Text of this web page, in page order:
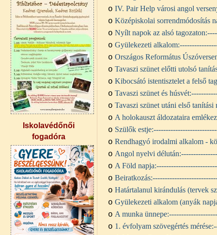
Iskolavédőnői
fogadóra
o IV. Pair Help városi angol
o Középiskolai sorrendmódosítás
o Nyílt napok az alsó tagozaton:
o Gyülekezeti alkalom:
o Országos Református
o Tavaszi szünet előtti utolsó
o Kibocsátó istentisztelet a felső
o Tavaszi szünet és húsvét:
o Tavaszi szünet utáni első tanítási
o A holokauszt áldozataira
o Szülők estje:
o Rendhagyó irodalmi alkalom -
o Angol nyelvi délután:
o A Föld napja:
o Beiratkozás:
o Határtalanul kirándulás (tervek
o Gyülekezeti alkalom (anyák
o A munka ünnepe:
o 1. évfolyam szövegértés mérése: